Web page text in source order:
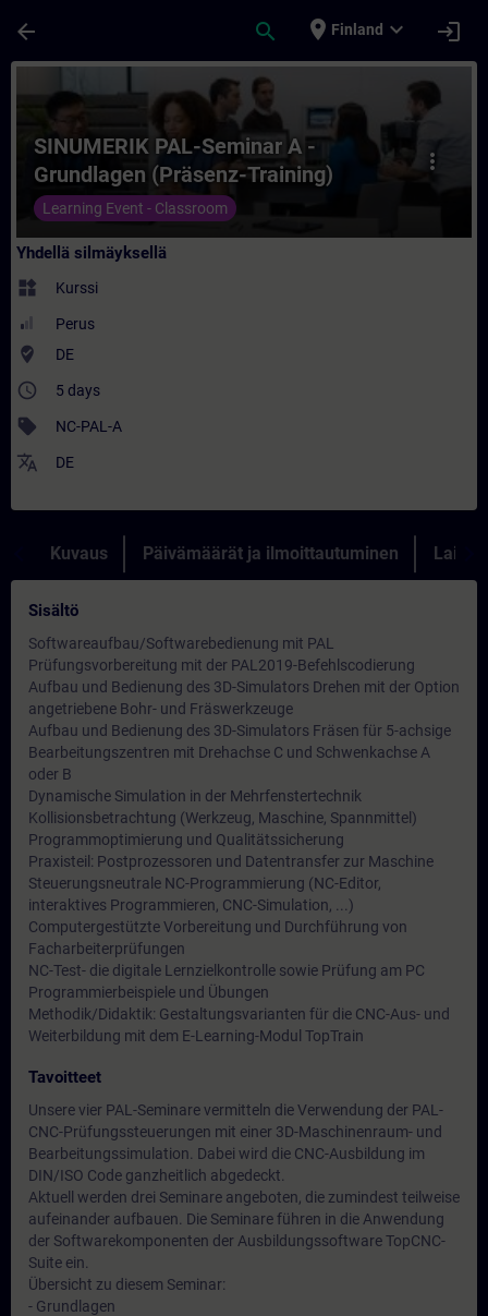
arrow_back search place Finland expand_more login
Kurssi - SINUMERIK PAL-Seminar A -
more_vert
SINUMERIK PAL-Seminar A -
Grundlagen (Präsenz-Training)
Learning Event - Classroom
Yhdellä silmäyksellä
widgets Kurssi
Perus
where_to_vote DE
access_time 5 days
sell NC-PAL-A
translate DE
Kuvaus Päivämäärät ja ilmoittautuminen
Sisältö
Softwareaufbau/Softwarebedienung mit PAL
Prüfungsvorbereitung mit der PAL2019-Befehlscodierung
Aufbau und Bedienung des 3D-Simulators Drehen mit der Option
angetriebene Bohr- und Fräswerkzeuge
Aufbau und Bedienung des 3D-Simulators Fräsen für 5-achsige
Bearbeitungszentren mit Drehachse C und Schwenkachse A
oder B
Dynamische Simulation in der Mehrfenstertechnik
Kollisionsbetrachtung (Werkzeug, Maschine, Spannmittel)
Programmoptimierung und Qualitätssicherung
Praxisteil: Postprozessoren und Datentransfer zur Maschine
Steuerungsneutrale NC-Programmierung (NC-Editor,
interaktives Programmieren, CNC-Simulation, ...)
Computergestützte Vorbereitung und Durchführung von
Facharbeiterprüfungen
NC-Test- die digitale Lernzielkontrolle sowie Prüfung am PC
Programmierbeispiele und Übungen
Methodik/Didaktik: Gestaltungsvarianten für die CNC-Aus- und
Weiterbildung mit dem E-Learning-Modul TopTrain
Tavoitteet
Unsere vier PAL-Seminare vermitteln die Verwendung der PAL-
CNC-Prüfungssteuerungen mit einer 3D-Maschinenraum- und
Bearbeitungssimulation. Dabei wird die CNC-Ausbildung im
DIN/ISO Code ganzheitlich abgedeckt.
Aktuell werden drei Seminare angeboten, die zumindest teilweise
aufeinander aufbauen. Die Seminare führen in die Anwendung
der Softwarekomponenten der Ausbildungssoftware TopCNC-
Suite ein.
Übersicht zu diesem Seminar:
- Grundlagen